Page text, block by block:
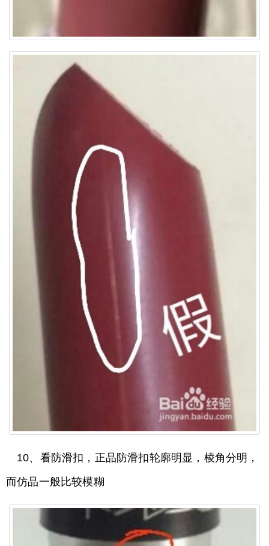
10、看防滑扣，正品防滑扣轮廓明显，棱角分明，
而仿品一般比较模糊